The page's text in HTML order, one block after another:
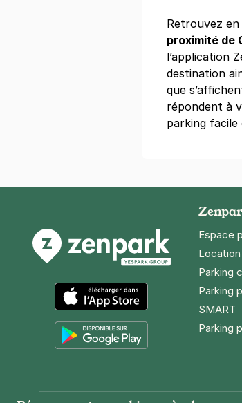
Retrouvez en
proximité de
l’application
destination
que
répondent à
parking facile
App Store
Espace
Parking
Parking
SMART
Parking